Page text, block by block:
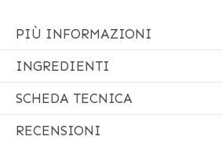
PIÙ INFORMAZIONI
INGREDIENTI
SCHEDA TECNICA
RECENSIONI